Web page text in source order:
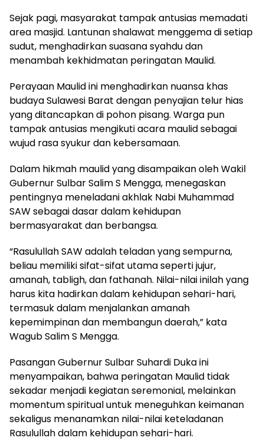
Sejak pagi, masyarakat tampak antusias memadati
area masjid. Lantunan shalawat menggema di setiap
sudut, menghadirkan suasana syahdu dan
menambah kekhidmatan peringatan Maulid.
Perayaan Maulid ini menghadirkan nuansa khas
budaya Sulawesi Barat dengan penyajian telur hias
yang ditancapkan di pohon pisang. Warga pun
tampak antusias mengikuti acara maulid sebagai
wujud rasa syukur dan kebersamaan.
Dalam hikmah maulid yang disampaikan oleh Wakil
Gubernur Sulbar Salim S Mengga, menegaskan
pentingnya meneladani akhlak Nabi Muhammad
SAW sebagai dasar dalam kehidupan
bermasyarakat dan berbangsa.
“Rasulullah SAW adalah teladan yang sempurna,
beliau memiliki sifat-sifat utama seperti jujur,
amanah, tabligh, dan fathanah. Nilai-nilai inilah yang
harus kita hadirkan dalam kehidupan sehari-hari,
termasuk dalam menjalankan amanah
kepemimpinan dan membangun daerah,” kata
Wagub Salim S Mengga.
Pasangan Gubernur Sulbar Suhardi Duka ini
menyampaikan, bahwa peringatan Maulid tidak
sekadar menjadi kegiatan seremonial, melainkan
momentum spiritual untuk meneguhkan keimanan
sekaligus menanamkan nilai-nilai keteladanan
Rasulullah dalam kehidupan sehari-hari.